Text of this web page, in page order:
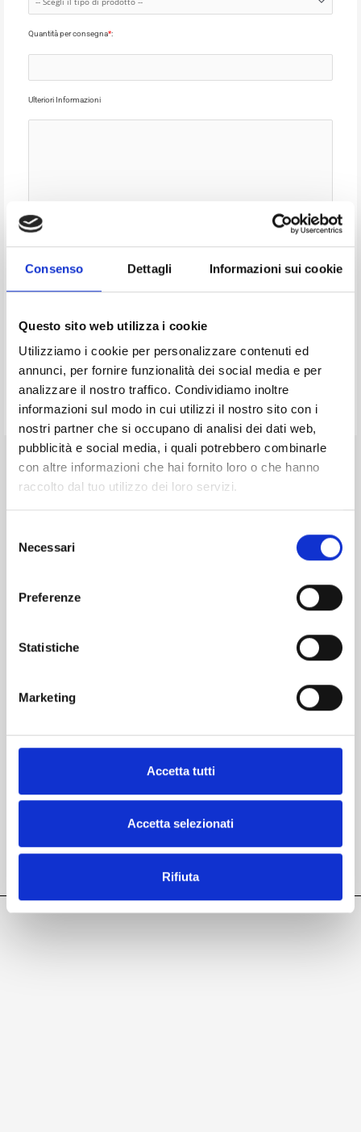
Consenso Dettagli Informazioni sui cookie
Questo sito web utilizza i cookie
Utilizziamo i cookie per personalizzare contenuti ed
annunci, per fornire funzionalità dei social media e per
analizzare il nostro traffico. Condividiamo inoltre
informazioni sul modo in cui utilizzi il nostro sito con i
nostri partner che si occupano di analisi dei dati web,
pubblicità e social media, i quali potrebbero combinarle
con altre informazioni che hai fornito loro o che hanno
raccolto dal tuo utilizzo dei loro servizi.
delNecessari
Preferenze
Statistiche
Marketing
Accetta tutti
Accetta selezionati
Rifiuta
Quantità per consegna*:
Ulteriori Informazioni
le finalità ivi indicate.*
*Campi obbligatori
Visitateci!